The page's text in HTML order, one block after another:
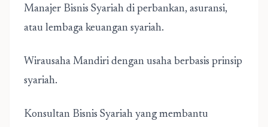
Manajer Bisnis Syariah di perbankan, asuransi,
atau lembaga keuangan syariah.
Wirausaha Mandiri dengan usaha berbasis prinsip
syariah.
Konsultan Bisnis Syariah yang membantu